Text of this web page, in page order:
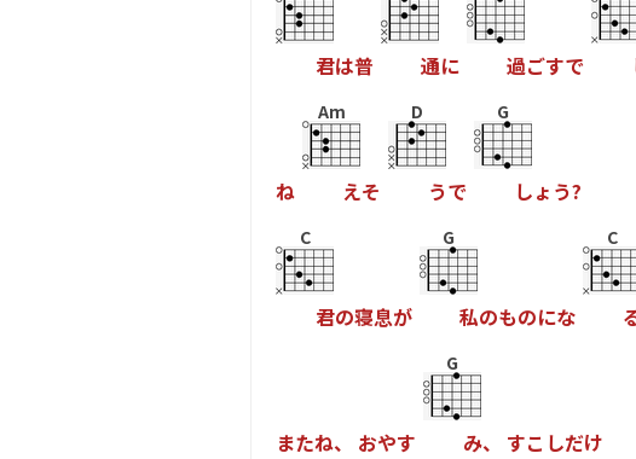
君は普 通に 過ごすで
ね
Am
えそ
D
うで
G
しょ う?
C
君の寝息が
G
私のものにな
C
またね、 おやす
G
み、 すこ しだけ